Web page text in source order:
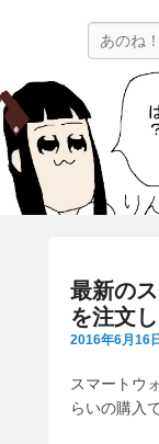
ひらち
ほたがページ
最新の
を注文
2016年6月16日
スマートウ
らいの購入